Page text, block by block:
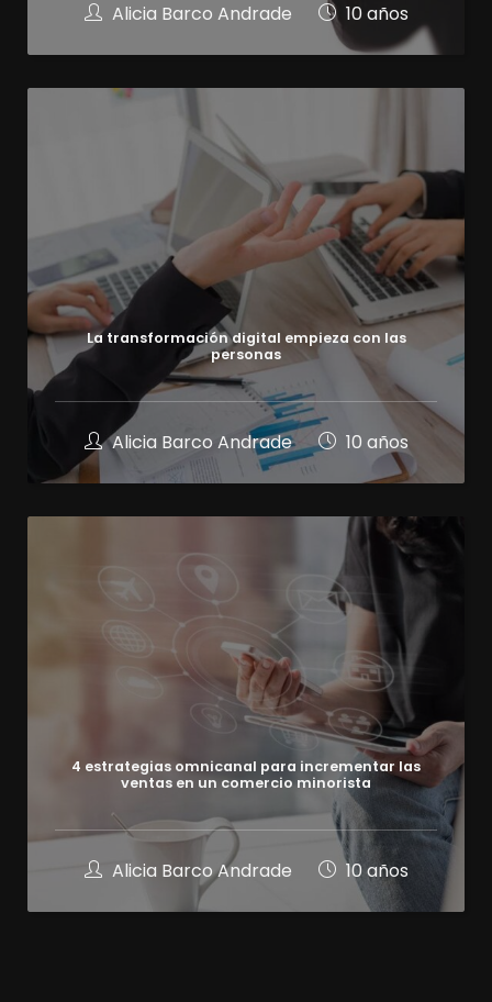
Alicia Barco Andrade 10 años
La transformación digital empieza con las
personas
Alicia Barco Andrade 10 años
4 estrategias omnicanal para incrementar las
ventas en un comercio minorista
Alicia Barco Andrade 10 años